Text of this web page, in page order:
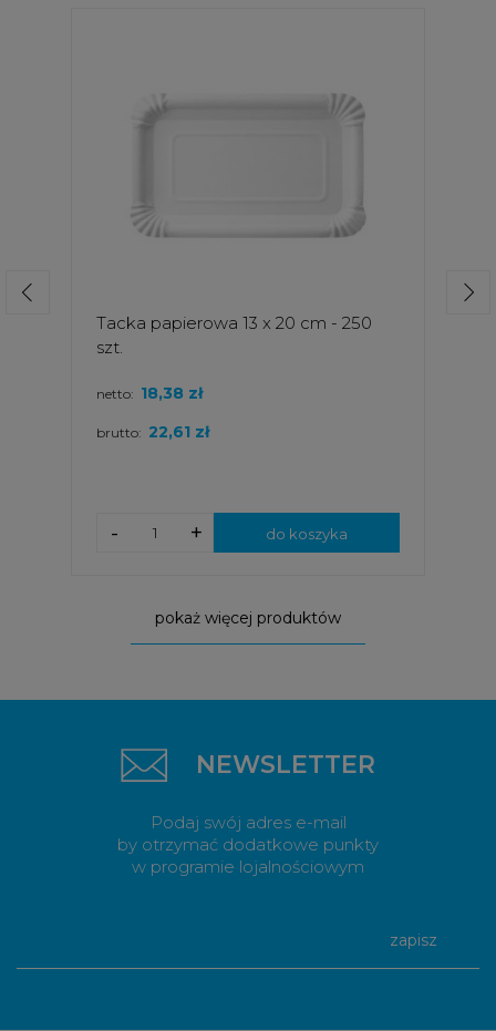
Tacka papierowa 13 x 20 cm - 250
szt.
brutto: 22,61 zł
netto: 18,38 zł
+
- do koszyka
pokaż więcej produktów
NEWSLETTER
Podaj swój adres e-mail
by otrzymać dodatkowe punkty
w programie lojalnościowym
zapisz